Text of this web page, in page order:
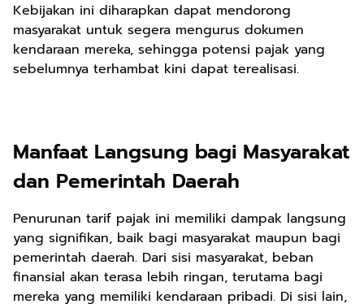
Kebijakan ini diharapkan dapat mendorong
masyarakat untuk segera mengurus dokumen
kendaraan mereka, sehingga potensi pajak yang
sebelumnya terhambat kini dapat terealisasi.
Manfaat Langsung bagi Masyarakat
dan Pemerintah Daerah
Penurunan tarif pajak ini memiliki dampak langsung
yang signifikan, baik bagi masyarakat maupun bagi
pemerintah daerah. Dari sisi masyarakat, beban
finansial akan terasa lebih ringan, terutama bagi
mereka yang memiliki kendaraan pribadi. Di sisi lain,